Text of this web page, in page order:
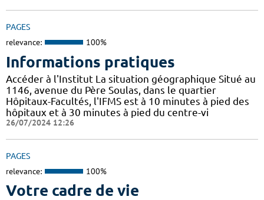
PAGES
relevance: 100%
Informations pratiques
Accéder à l'Institut La situation géographique Situé au
1146, avenue du Père Soulas, dans le quartier
Hôpitaux-Facultés, l'IFMS est à 10 minutes à pied des
hôpitaux et à 30 minutes à pied du centre-vi
26/07/2024 12:26
PAGES
relevance: 100%
Votre cadre de vie